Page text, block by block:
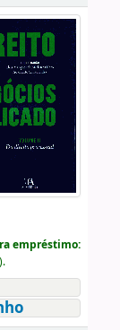
empréstimo: